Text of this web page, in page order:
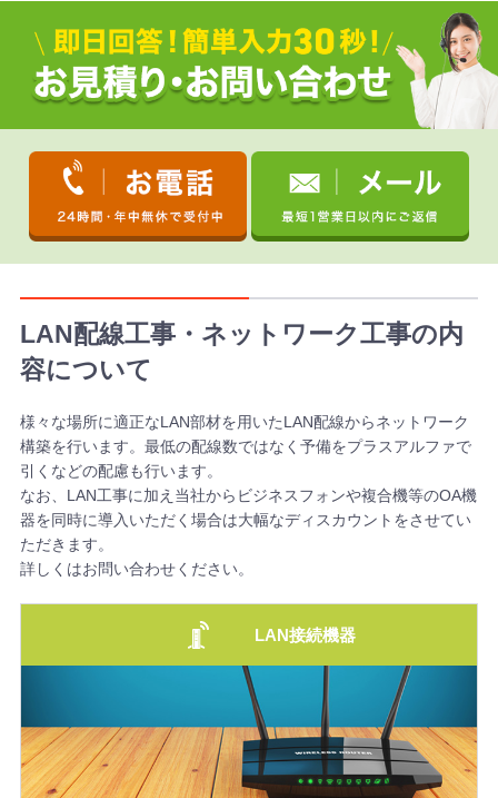
LAN配線工事・ネットワーク工事の内
容について
様々な場所に適正なLAN部材を用いたLAN配線からネットワーク
構築を行います。最低の配線数ではなく予備をプラスアルファで
引くなどの配慮も行います。
なお、LAN工事に加え当社からビジネスフォンや複合機等のOA機
器を同時に導入いただく場合は大幅なディスカウントをさせてい
ただきます。
詳しくはお問い合わせください。
LAN接続機器